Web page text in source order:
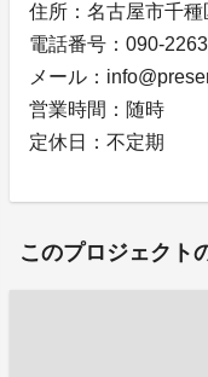
住所：名古屋市千
電話番号：090-
メール：
営業時間：随時
定休日：不定期
このプロジェクト